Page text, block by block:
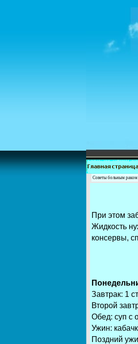
Советы больным раком
При этом
Жидкость
консервы,
Завтрак: 1
Второй
Обед: суп с
Ужин:
Поздний